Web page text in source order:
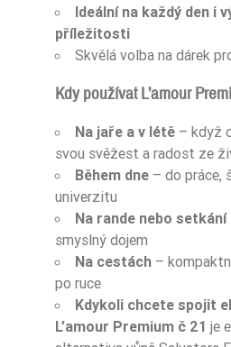
Ideální na každý den i
příležitosti
Skvělá volba na dárek
Kdy používat L’amour
Na jaře a v létě – když
svou svěžest a radost ze
Během dne – do práce,
univerzitu
Na rande nebo setkání
smyslný dojem
Na cestách –
po ruce
Kdykoli chcete spojit
L’amour Premium č 21 je